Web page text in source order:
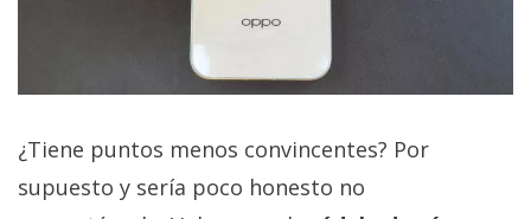
¿Tiene puntos menos convincentes? Por
supuesto y sería poco honesto no